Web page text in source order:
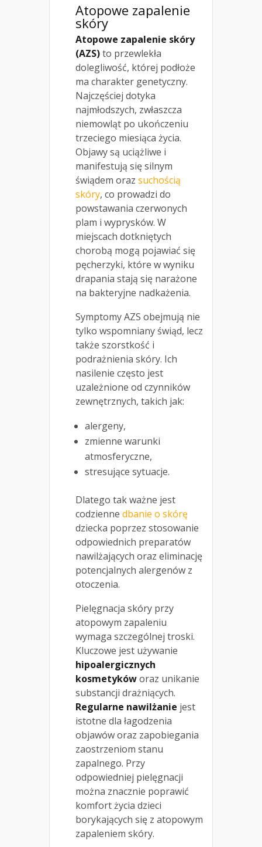
Atopowe zapalenie
skóry
Atopowe zapalenie skóry
(AZS)to przewlekła
dolegliwość, której podłoże
ma charakter genetyczny.
Najczęściej dotyka
najmłodszych, zwłaszcza
niemowląt po ukończeniu
trzeciego miesiąca życia.
Objawy są uciążliwe i
manifestują się silnym
świądem oraz suchością
skóry, co prowadzi do
powstawania czerwonych
plam i wyprysków. W
miejscach dotkniętych
chorobą mogą pojawiać się
pęcherzyki, które w wyniku
drapania stają się narażone
na bakteryjne nadkażenia.
Symptomy AZS obejmują nie
tylko wspomniany świąd, lecz
także szorstkość i
podrażnienia skóry. Ich
nasilenie często jest
uzależnione od czynników
zewnętrznych, takich jak:
alergeny,
zmienne warunki
atmosferyczne,
stresujące sytuacje.
Dlatego tak ważne jest
codzienne dbanie o skórę
dziecka poprzez stosowanie
odpowiednich preparatów
nawilżających oraz eliminację
potencjalnych alergenów z
otoczenia.
Pielęgnacja skóry przy
atopowym zapaleniu
wymaga szczególnej troski.
Kluczowe jest używanie
hipoalergicznych
kosmetykóworaz unikanie
substancji drażniących.
Regularne nawilżanie jest
istotne dla łagodzenia
objawów oraz zapobiegania
zaostrzeniom stanu
zapalnego. Przy
odpowiedniej pielęgnacji
można znacznie poprawić
komfort życia dzieci
borykających się z atopowym
zapaleniem skóry.